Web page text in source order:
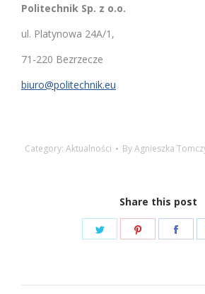
Politechnik Sp. z o.o.
ul. Platynowa 24A/1,
71-220 Bezrzecze
biuro@politechnik.eu
Category: Aktualności ByAgnieszka
Share this post
Share
Share